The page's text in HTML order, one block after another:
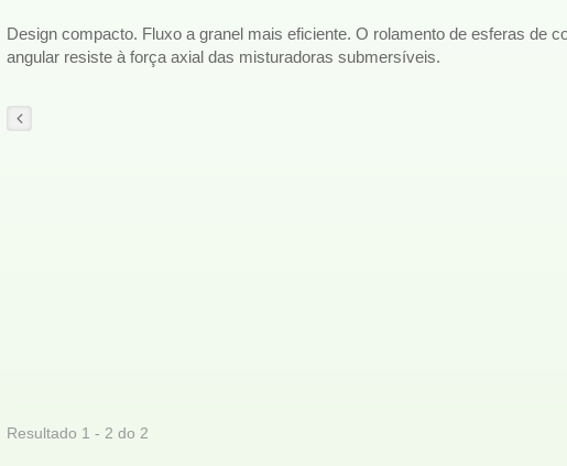
Design compacto. Fluxo a granel mais eficiente. O rolamento de esferas de
angular resiste à força axial das misturadoras submersíveis.
Resultado 1 - 2 do 2